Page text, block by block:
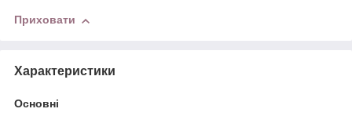
Приховати
Характеристики
Основні